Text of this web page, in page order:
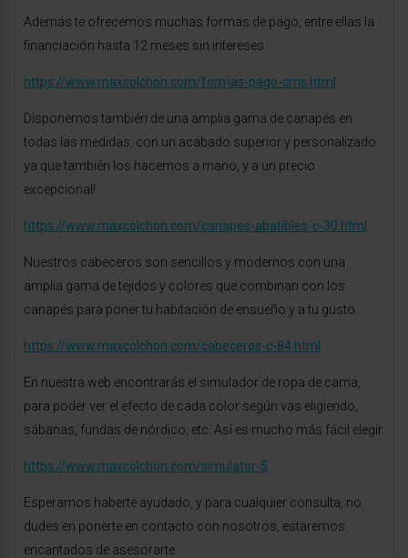
Además te ofrecemos muchas formas de pago, entre ellas la
financiación hasta 12 meses sin intereses.
https://www.maxcolchon.com/formas-pago-cms.html
Disponemos también de una amplia gama de canapés en
todas las medidas, con un acabado superior y personalizado
ya que también los hacemos a mano, y a un precio
excepcional!
https://www.maxcolchon.com/canapes-abatibles-c-30.html
Nuestros cabeceros son sencillos y modernos con una
amplia gama de tejidos y colores que combinan con los
canapés para poner tu habitación de ensueño y a tu gusto.
https://www.maxcolchon.com/cabeceros-c-84.html
En nuestra web encontrarás el simulador de ropa de cama,
para poder ver el efecto de cada color según vas eligiendo,
sábanas, fundas de nórdico, etc. Así es mucho más fácil elegir.
https://www.maxcolchon.com/simulator-5
Esperamos haberte ayudado, y para cualquier consulta, no
dudes en ponerte en contacto con nosotros, estaremos
encantados de asesorarte.